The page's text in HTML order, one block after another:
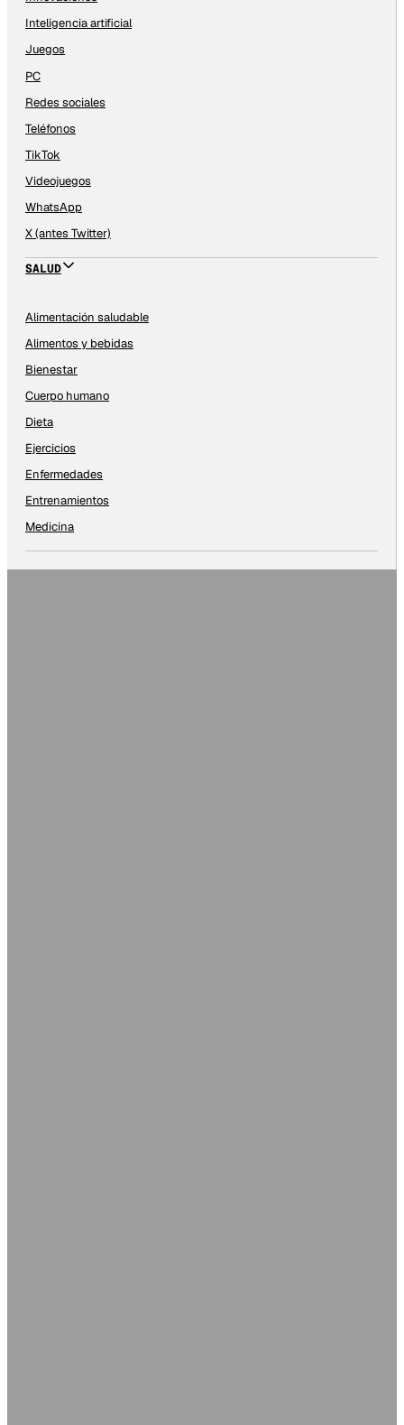
Inteligencia artificial
Juegos
PC
Redes sociales
Teléfonos
TikTok
Videojuegos
WhatsApp
X (antes Twitter)
SALUD
Alimentación saludable
Alimentos y bebidas
Bienestar
Cuerpo humano
Dieta
Ejercicios
Enfermedades
Entrenamientos
Medicina